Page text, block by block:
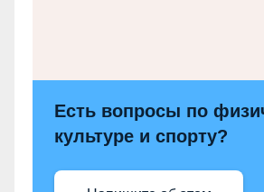
Есть вопросы по
культуре и спорту?